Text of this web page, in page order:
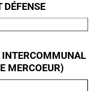
DÉFENSE
INTERCOMMUNAL
MERCOEUR)